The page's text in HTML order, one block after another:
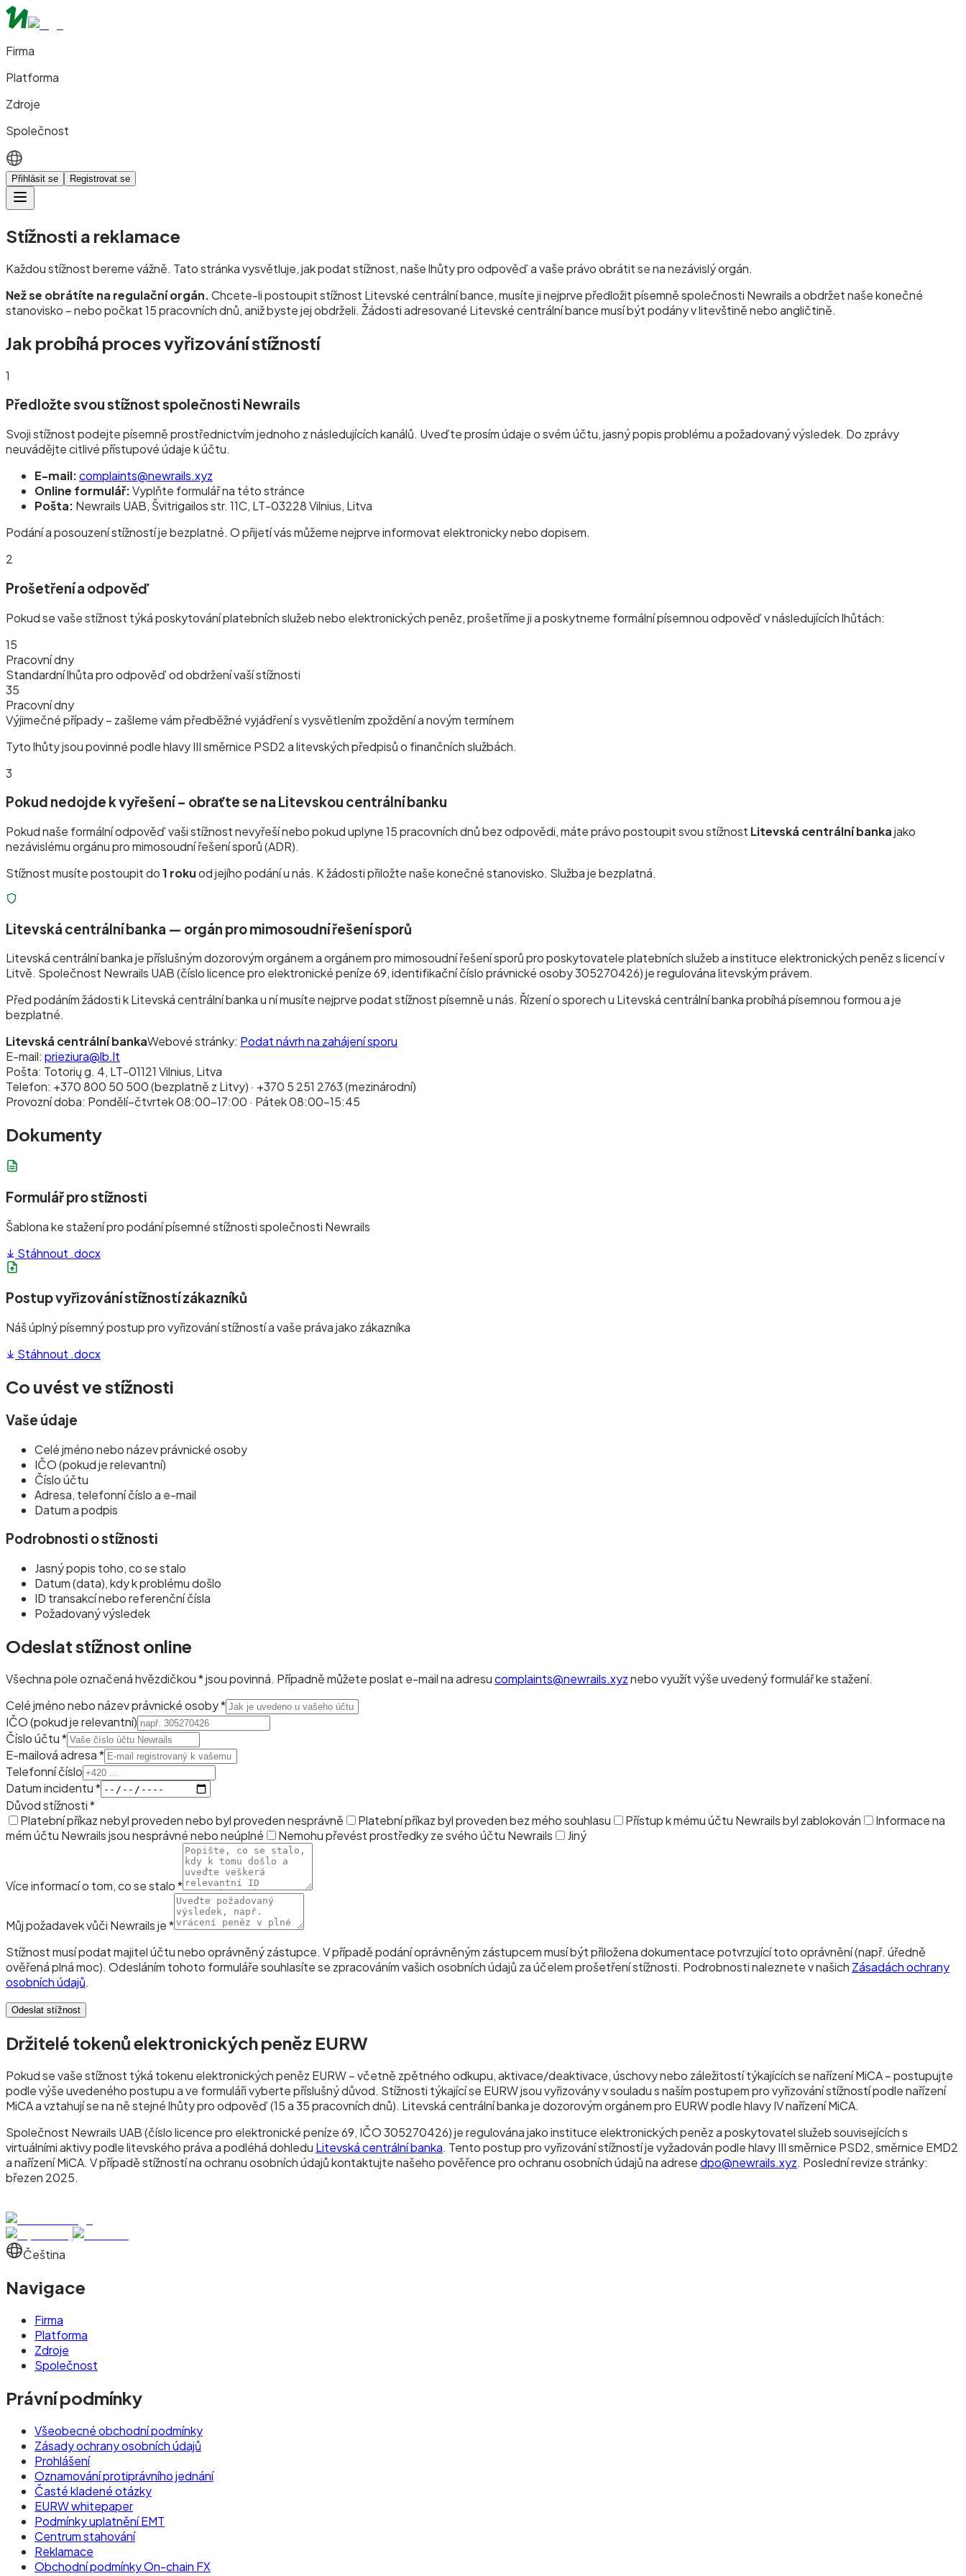
Firma
Platforma
Zdroje
Společnost
Přihlásit se Registrovat se
Stížnosti a reklamace
Každou stížnost bereme vážně. Tato stránka vysvětluje, jak podat stížnost, naše lhůty pro odpověď a vaše právo obrátit se na nezávislý orgán.
Než se obrátíte na regulační orgán.Chcete-li postoupit stížnost Litevské centrální bance, musíte ji nejprve předložit písemně společnosti Newrails a obdržet naše konečné
stanovisko – nebo počkat 15 pracovních dnů, aniž byste jej obdrželi. Žádosti adresované Litevské centrální bance musí být podány v litevštině nebo angličtině.
Jak probíhá proces vyřizování stížností
1
Předložte svou stížnost společnosti Newrails
Svoji stížnost podejte písemně prostřednictvím jednoho z následujících kanálů. Uveďte prosím údaje o svém účtu, jasný popis problému a požadovaný výsledek. Do zprávy
neuvádějte citlivé přístupové údaje k účtu.
E-mail:complaints@newrails.xyz
Online formulář:Vyplňte formulář na této stránce
Pošta: Newrails UAB, Švitrigailos str. 11C, LT-03228 Vilnius, Litva
Podání a posouzení stížností je bezplatné. O přijetí vás můžeme nejprve informovat elektronicky nebo dopisem.
2
Prošetření a odpověď
Pokud se vaše stížnost týká poskytování platebních služeb nebo elektronických peněz, prošetříme ji a poskytneme formální písemnou odpověď v následujících lhůtách:
15
Pracovní dny
Standardní lhůta pro odpověď od obdržení vaší stížnosti
35
Pracovní dny
Výjimečné případy – zašleme vám předběžné vyjádření s vysvětlením zpoždění a novým termínem
Tyto lhůty jsou povinné podle hlavy III směrnice PSD2 a litevských předpisů o finančních službách.
3
Pokud nedojde k vyřešení – obraťte se na Litevskou centrální banku
Pokud naše formální odpověď vaši stížnost nevyřeší nebo pokud uplyne 15 pracovních dnů bez odpovědi, máte právo postoupit svou stížnost Litevská centrální bankajako
nezávislému orgánu pro mimosoudní řešení sporů (ADR).
Stížnost musíte postoupit do1 rokuod jejího podání u nás. K žádosti přiložte naše konečné stanovisko. Služba je bezplatná.
Litevská centrální banka — orgán pro mimosoudní řešení sporů
Litevská centrální banka je příslušným dozorovým orgánem a orgánem pro mimosoudní řešení sporů pro poskytovatele platebních služeb a instituce elektronických peněz s licencí v
Litvě. Společnost Newrails UAB (číslo licence pro elektronické peníze 69, identifikační číslo právnické osoby 305270426) je regulována litevským právem.
Před podáním žádosti k Litevská centrální banka u ní musíte nejprve podat stížnost písemně u nás. Řízení o sporech u Litevská centrální banka probíhá písemnou formou a je
bezplatné.
Litevská centrální bankaWebové stránky: Podat návrh na zahájení sporu
E-mail: prieziura@lb.lt
Pošta: Totorių g. 4, LT-01121 Vilnius, Litva
Telefon: +370 800 50 500 (bezplatně z Litvy) · +370 5 251 2763 (mezinárodní)
Provozní doba: Pondělí–čtvrtek 08:00–17:00 · Pátek 08:00–15:45
Dokumenty
Formulář pro stížnosti
Šablona ke stažení pro podání písemné stížnosti společnosti Newrails
Stáhnout .docx
Postup vyřizování stížností zákazníků
Náš úplný písemný postup pro vyřizování stížností a vaše práva jako zákazníka
Stáhnout .docx
Co uvést ve stížnosti
Vaše údaje
Celé jméno nebo název právnické osoby
IČO (pokud je relevantní)
Číslo účtu
Adresa, telefonní číslo a e-mail
Datum a podpis
Podrobnosti o stížnosti
Jasný popis toho, co se stalo
Datum (data), kdy k problému došlo
ID transakcí nebo referenční čísla
Požadovaný výsledek
Odeslat stížnost online
Všechna pole označená hvězdičkou * jsou povinná. Případně můžete poslat e-mail na adresucomplaints@newrails.xyznebo využít výše uvedený formulář ke stažení.
Celé jméno nebo název právnické osoby *
IČO (pokud je relevantní)
Číslo účtu *
E-mailová adresa *
Telefonní číslo
Datum incidentu *
Důvod stížnosti *
Platební příkaz nebyl proveden nebo byl proveden nesprávně
Platební příkaz byl proveden bez mého souhlasu Přístup k mému účtu Newrails byl zablokován
Informace na
mém účtu Newrails jsou nesprávné nebo neúplné
Nemohu převést prostředky ze svého účtu Newrails Jiný
Více informací o tom, co se stalo *
Můj požadavek vůči Newrails je *
Stížnost musí podat majitel účtu nebo oprávněný zástupce. V případě podání oprávněným zástupcem musí být přiložena dokumentace potvrzující toto oprávnění (např. úředně
ověřená plná moc). Odesláním tohoto formuláře souhlasíte se zpracováním vašich osobních údajů za účelem prošetření stížnosti. Podrobnosti naleznete v našich Zásadách ochrany
osobních údajů.
Odeslat stížnost
Držitelé tokenů elektronických peněz EURW
Pokud se vaše stížnost týká tokenu elektronických peněz EURW – včetně zpětného odkupu, aktivace/deaktivace, úschovy nebo záležitostí týkajících se nařízení MiCA – postupujte
podle výše uvedeného postupu a ve formuláři vyberte příslušný důvod. Stížnosti týkající se EURW jsou vyřizovány v souladu s naším postupem pro vyřizování stížností podle nařízení
MiCA a vztahují se na ně stejné lhůty pro odpověď (15 a 35 pracovních dnů). Litevská centrální banka je dozorovým orgánem pro EURW podle hlavy IV nařízení MiCA.
Společnost Newrails UAB (číslo licence pro elektronické peníze 69, IČO 305270426) je regulována jako instituce elektronických peněz a poskytovatel služeb souvisejících s
virtuálními aktivy podle litevského práva a podléhá dohledu Litevská centrální banka. Tento postup pro vyřizování stížností je vyžadován podle hlavy III směrnice PSD2, směrnice EMD2
a nařízení MiCA. V případě stížností na ochranu osobních údajů kontaktujte našeho pověřence pro ochranu osobních údajů na adresedpo@newrails.xyz. Poslední revize stránky:
březen 2025.
Čeština
Navigace
Firma
Platforma
Zdroje
Společnost
Právní podmínky
Všeobecné obchodní podmínky
Zásady ochrany osobních údajů
Prohlášení
Oznamování protiprávního jednání
Časté kladené otázky
EURW whitepaper
Podmínky uplatnění EMT
Centrum stahování
Reklamace
Obchodní podmínky On-chain FX